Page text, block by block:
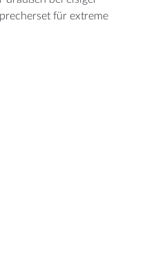
für extreme